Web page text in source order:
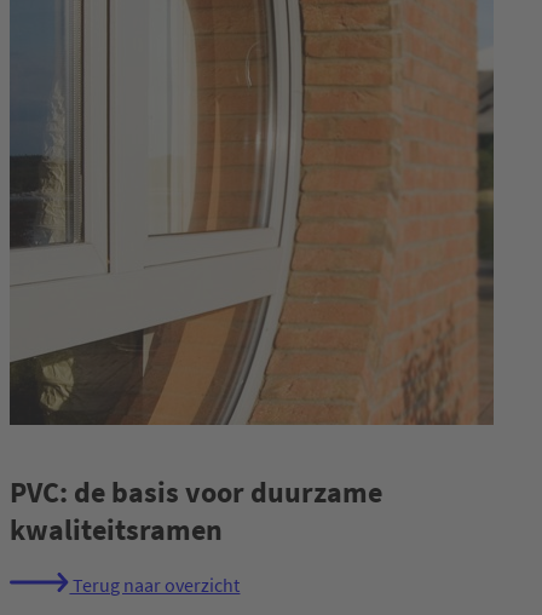
PVC: de basis voor duurzame
kwaliteitsramen
Terug naar overzicht